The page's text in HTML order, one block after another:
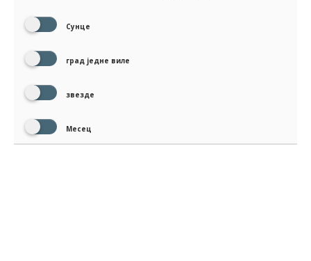
Сунце
град једне виле
звезде
Месец